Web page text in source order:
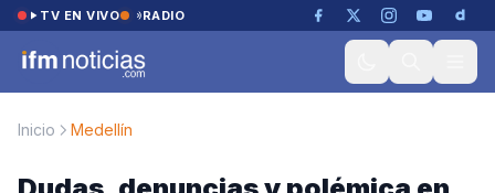
Saltar al contenido
TV EN VIVO RADIO
Inicio Medellín